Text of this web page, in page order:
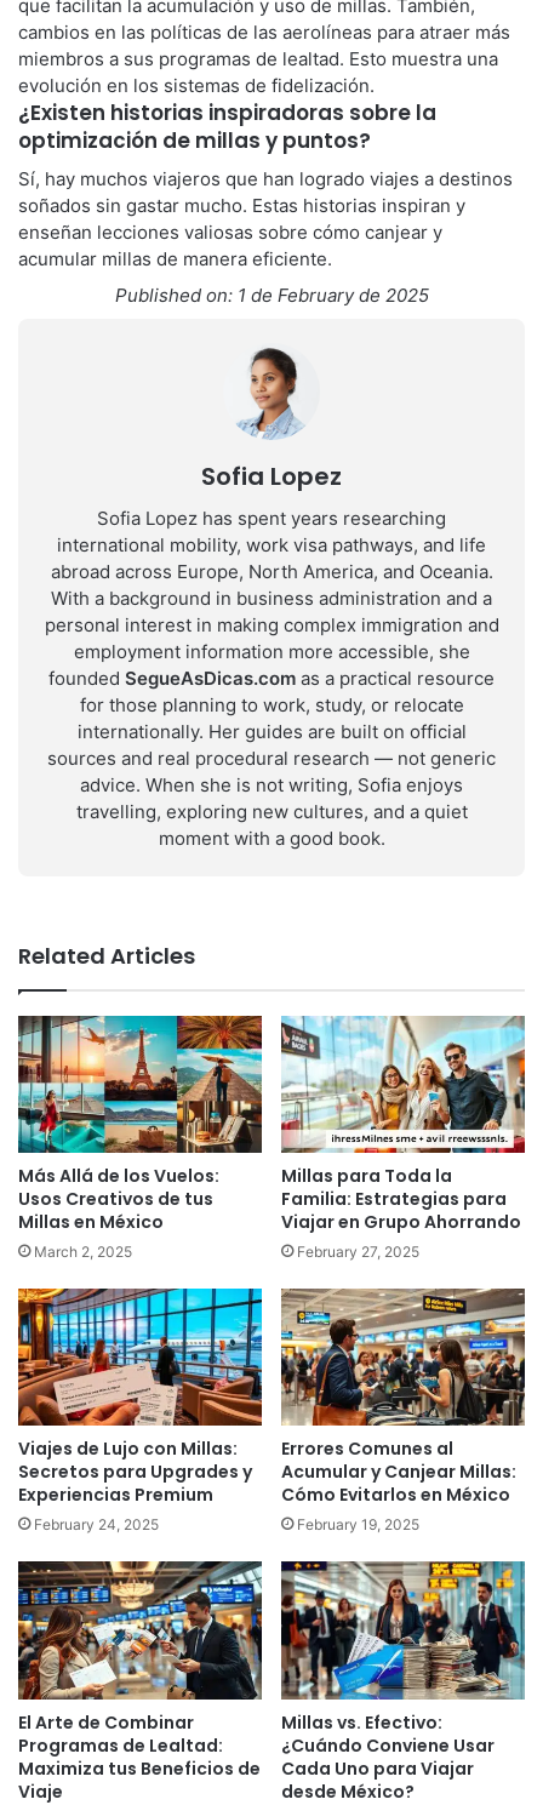
que facilitan la acumulación y uso de millas. También,
cambios en las políticas de las aerolíneas para atraer más
miembros a sus programas de lealtad. Esto muestra una
evolución en los sistemas de fidelización.
¿Existen historias inspiradoras sobre la
optimización de millas y puntos?
Sí, hay muchos viajeros que han logrado viajes a destinos
soñados sin gastar mucho. Estas historias inspiran y
enseñan lecciones valiosas sobre cómo canjear y
acumular millas de manera eficiente.
Published on: 1 de February de 2025
Sofia Lopez
Sofia Lopez has spent years researching
international mobility, work visa pathways, and life
abroad across Europe, North America, and Oceania.
With a background in business administration and a
personal interest in making complex immigration and
employment information more accessible, she
founded SegueAsDicas.com as a practical resource
for those planning to work, study, or relocate
internationally. Her guides are built on official
sources and real procedural research — not generic
advice. When she is not writing, Sofia enjoys
travelling, exploring new cultures, and a quiet
moment with a good book.
Related Articles
Más Allá de los Vuelos:
Usos Creativos de tus
Millas en México
March 2, 2025
Millas para Toda la
Familia: Estrategias para
Viajar en Grupo Ahorrando
February 27, 2025
Viajes de Lujo con Millas:
Secretos para Upgrades y
Experiencias Premium
February 24, 2025
Errores Comunes al
Acumular y Canjear Millas:
Cómo Evitarlos en México
February 19, 2025
El Arte de Combinar
Programas de Lealtad:
Maximiza tus Beneficios de
Viaje
Millas vs. Efectivo:
¿Cuándo Conviene Usar
Cada Uno para Viajar
desde México?